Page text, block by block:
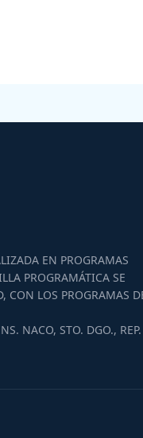
EN PROGRAMAS
PROGRAMÁTICA SE
CON LOS PROGRAMAS
NACO, STO. DGO., REP.